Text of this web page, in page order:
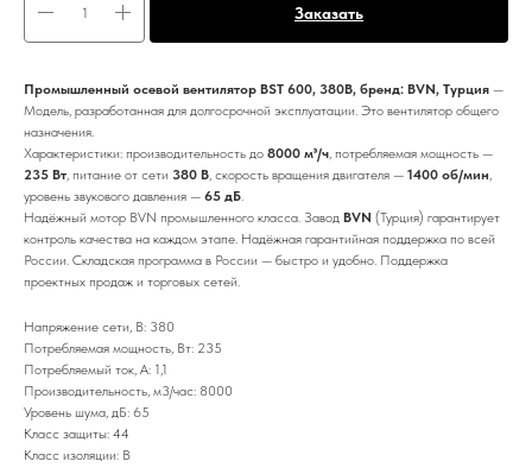
Заказать
Промышленный осевой вентилятор BST 600, 380В, бренд: BVN, Турция —
Модель, разработанная для долгосрочной эксплуатации. Это вентилятор общего
назначения.
Характеристики: производительность до 8000 м³/ч, потребляемая мощность —
235 Вт, питание от сети 380 В, скорость вращения двигателя — 1400 об/мин,
уровень звукового давления — 65 дБ.
Надёжный мотор BVN промышленного класса. Завод BVN (Турция) гарантирует
контроль качества на каждом этапе. Надёжная гарантийная поддержка по всей
России. Складская программа в России — быстро и удобно. Поддержка
проектных продаж и торговых сетей.
Напряжение сети, В: 380
Потребляемая мощность, Вт: 235
Потребляемый ток, А: 1,1
Производительность, м3/час: 8000
Уровень шума, дБ: 65
Класс защиты: 44
Класс изоляции: B